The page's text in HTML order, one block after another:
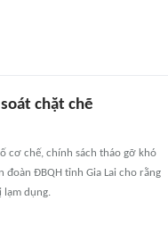
chặt chẽ
cơ chế, chính sách tháo gỡ khó
ĐBQH tỉnh Gia Lai cho rằng
lạm dụng.